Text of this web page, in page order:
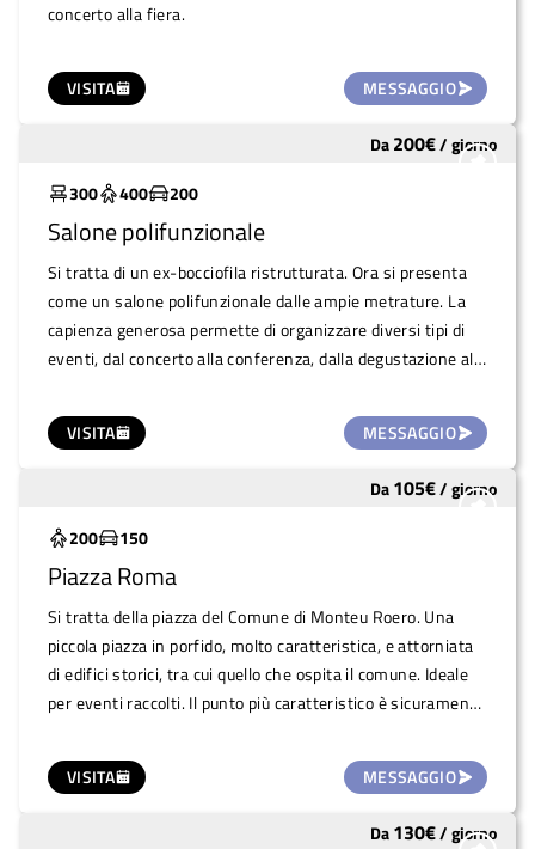
VISITA MESSAGGIO
concerto alla fiera.
VISITA MESSAGGIO
Da200€/giorno
300
400 200
Salone polifunzionale
Si tratta di un ex-bocciofila ristrutturata. Ora si presenta
come un salone polifunzionale dalle ampie metrature. La
capienza generosa permette di organizzare diversi tipi di
eventi, dal concerto alla conferenza, dalla degustazione alla
sala adiacente più piccola di 60 mq, dove si trova anche un
frigo per conservare i cibi.
VISITA MESSAGGIO
Da105€/giorno
200
150
Piazza Roma
Si tratta della piazza del Comune di Monteu Roero. Una
piccola piazza in porfido, molto caratteristica, e attorniata
di edifici storici, tra cui quello che ospita il comune. Ideale
per eventi raccolti. Il punto più caratteristico è sicuramente
servire come copertura in caso di maltempo. La vicinanza
alla strada provinciale può necessitare di dover chiudere la
Da130€/giorno